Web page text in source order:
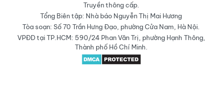
Truyền thông cấp.
Tổng Biên tập: Nhà báo Nguyễn Thị Mai Hương
Tòa soạn: Số 70 Trần Hưng Đạo, phường Cửa Nam, Hà Nội.
VPĐD tại TP.HCM: 590/24 Phan Văn Trị, phường Hạnh Thông,
Thành phố Hồ Chí Minh.